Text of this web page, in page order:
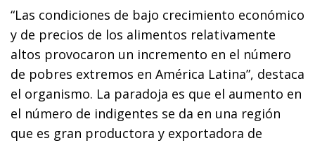
“Las condiciones de bajo crecimiento económico
y de precios de los alimentos relativamente
altos provocaron un incremento en el número
de pobres extremos en América Latina”, destaca
el organismo. La paradoja es que el aumento en
el número de indigentes se da en una región
que es gran productora y exportadora de